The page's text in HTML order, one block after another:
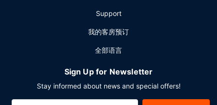
Support
我的客房预订
全部语言
Sign Up for Newsletter
Stay informed about news and special offers!